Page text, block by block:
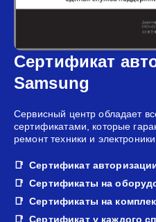
Сертификат
Samsung
Сервисный центр обладает
сертификатами, которые
ремонт техники и
Сертификат
Сертификаты на
Сертификаты на
Сертификат у каждого